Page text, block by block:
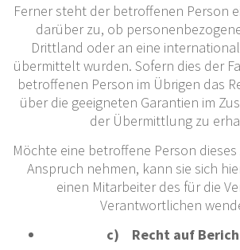
Ferner steht der betroffenen Person
darüber zu, ob
Drittland oder an eine
übermittelt wurden. Sofern dies der
betroffenen Person im Übrigen das
über die geeigneten Garantien im
der Übermittlung zu
Möchte eine betroffene Person
Anspruch nehmen, kann sie sich
einen Mitarbeiter des für die
Verantwortlichen
c) Recht auf